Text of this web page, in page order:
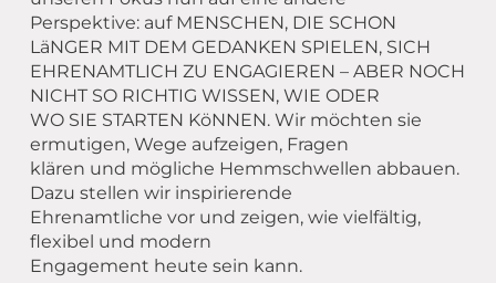
Perspektive: auf MENSCHEN, DIE SCHON
LäNGER MIT DEM GEDANKEN SPIELEN, SICH
EHRENAMTLICH ZU ENGAGIEREN – ABER NOCH
NICHT SO RICHTIG WISSEN, WIE ODER
WO SIE STARTEN KöNNEN. Wir möchten sie
ermutigen, Wege aufzeigen, Fragen
klären und mögliche Hemmschwellen abbauen.
Dazu stellen wir inspirierende
Ehrenamtliche vor und zeigen, wie vielfältig,
flexibel und modern
Engagement heute sein kann.